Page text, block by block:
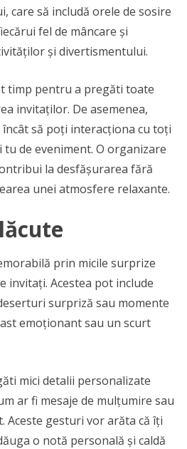
care să includă orele de sosire
fel de mâncare și
și divertismentului.
timp pentru a pregăti toate
invitaților. De asemenea,
să poți interacționa cu toți
de eveniment. O organizare
la desfășurarea fără
unei atmosfere relaxante.
prin micile surprize
invitați. Acestea pot include
surpriză sau momente
emoționant sau un scurt
mici detalii personalizate
ar fi mesaje de mulțumire sau
Aceste gesturi vor arăta că îți
o notă personală și caldă